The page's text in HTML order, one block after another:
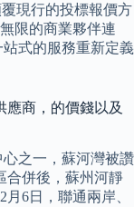
現行的投標報價方
限的商業夥伴連
式的服務重新定義
應商，的價錢以及
之一，蘇河灣被讚
合併後，蘇州河靜
6日，聯通兩岸、